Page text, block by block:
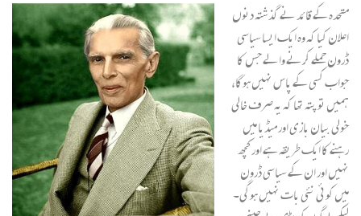
متحدہ کے قائد نے گذشتہ دنوں
اعلان کیا کہ وہ ایک ایسا سیاسی
ڈرون حملے کرنے والے جس کا
جواب کسی کے پاس نہیں ہوگا،
ہمیں تو پتہ تھا کہ یہ صرف خالی
خولی بیان بازی اور میڈیا میں
رہنے کا ایک طریقہ ہے اور کچھ
نہیں اور ان کے سیاسی ڈرون
میں کوئی نئی بات نہیں ہوگی۔